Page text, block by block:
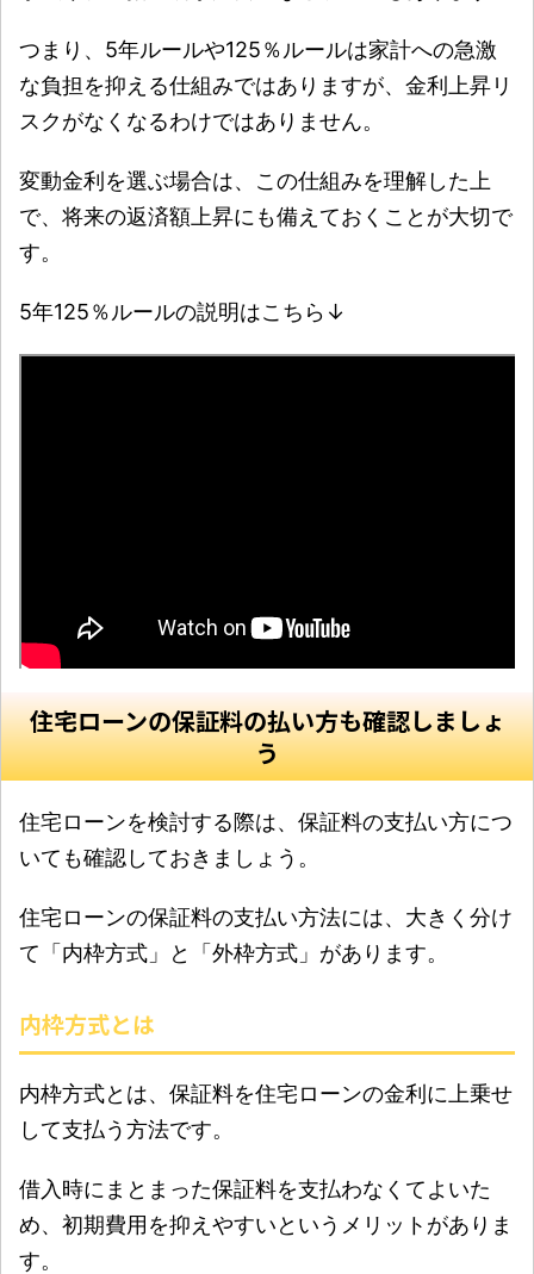
つまり、5年ルールや125％ルールは家計への急激
な負担を抑える仕組みではありますが、金利上昇リ
スクがなくなるわけではありません。
変動金利を選ぶ場合は、この仕組みを理解した上
で、将来の返済額上昇にも備えておくことが大切で
す。
5年125％ルールの説明はこちら↓
住宅ローンの保証料の払い方も確認しましょ
う
住宅ローンを検討する際は、保証料の支払い方につ
いても確認しておきましょう。
住宅ローンの保証料の支払い方法には、大きく分け
て「内枠方式」と「外枠方式」があります。
内枠方式とは
内枠方式とは、保証料を住宅ローンの金利に上乗せ
して支払う方法です。
借入時にまとまった保証料を支払わなくてよいた
め、初期費用を抑えやすいというメリットがありま
す。